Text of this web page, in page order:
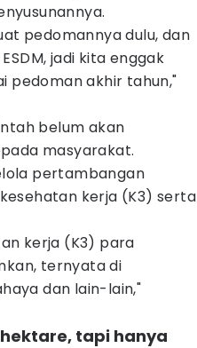
pedomannya dulu, dan
jadi kita enggak
pedoman akhir tahun,"
belum akan
masyarakat.
pertambangan
kerja (K3) serta
kerja (K3) para
ternyata di
dan lain-lain,"
tapi hanya